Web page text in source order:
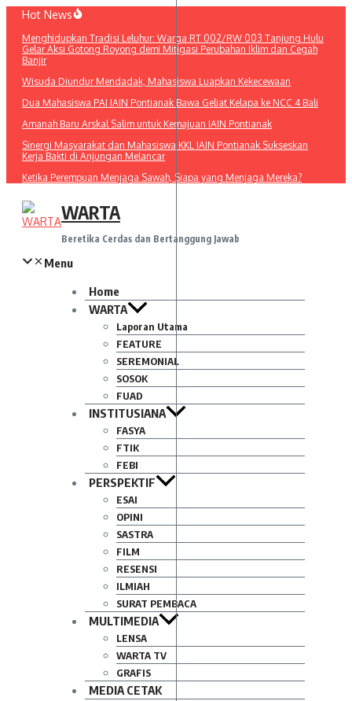
Lewati
konten
Hot News
Menghidupkan Tradisi Leluhur: Warga RT 002/RW 003 Tanjung Hulu
Gelar Aksi Gotong Royong demi Mitigasi Perubahan Iklim dan Cegah
Banjir
Wisuda Diundur Mendadak, Mahasiswa Luapkan Kekecewaan
Dua Mahasiswa PAI IAIN Pontianak Bawa Geliat Kelapa ke NCC 4 Bali
Amanah Baru Arskal Salim untuk Kemajuan IAIN Pontianak
Sinergi Masyarakat dan Mahasiswa KKL IAIN Pontianak Sukseskan
Kerja Bakti di Anjungan Melancar
Ketika Perempuan Menjaga Sawah, Siapa yang Menjaga Mereka?
WARTA
Beretika Cerdas dan Bertanggung Jawab
Menu
Home
WARTA
Laporan Utama
FEATURE
SEREMONIAL
SOSOK
FUAD
INSTITUSIANA
FASYA
FTIK
FEBI
PERSPEKTIF
ESAI
OPINI
SASTRA
FILM
RESENSI
ILMIAH
SURAT PEMBACA
MULTIMEDIA
LENSA
WARTA TV
GRAFIS
MEDIA CETAK